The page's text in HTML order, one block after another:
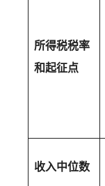
所得税税率
和起征点
收入中位数